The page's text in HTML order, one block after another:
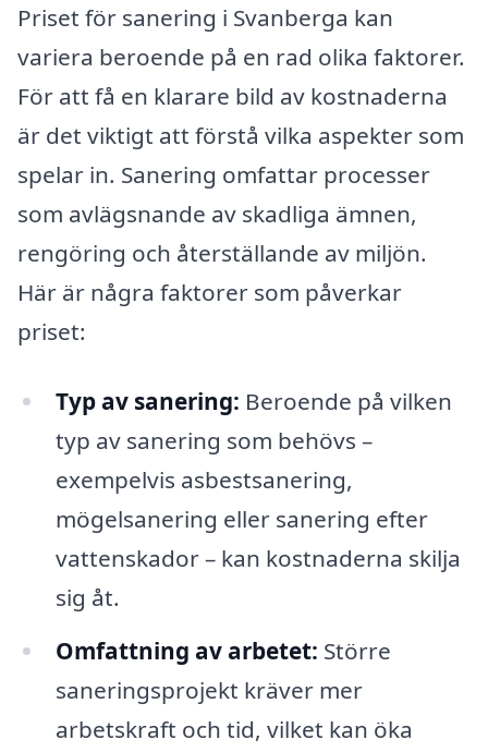
Priset för sanering i Svanberga kan
variera beroende på en rad olika faktorer.
För att få en klarare bild av kostnaderna
är det viktigt att förstå vilka aspekter som
spelar in. Sanering omfattar processer
som avlägsnande av skadliga ämnen,
rengöring och återställande av miljön.
Här är några faktorer som påverkar
priset:
Typ av sanering: Beroende på vilken
typ av sanering som behövs –
exempelvis asbestsanering,
mögelsanering eller sanering efter
vattenskador – kan kostnaderna skilja
sig åt.
Omfattning av arbetet: Större
saneringsprojekt kräver mer
arbetskraft och tid, vilket kan öka